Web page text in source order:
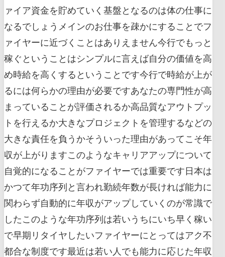
ァイア資金を貯めていく基盤となるのは体の仕事に
なるでしょうメインのお仕事を疎かにすることでフ
ァイヤーに近づくことはありえません今行でもっと
稼ぐということはシンプルに言えば自分の価値を高
め時給を高くするということです今行で時給が上が
るには何らかの理由が必要ですあなたの専門性が高
まっていることが評価されるか高品質なアウトプッ
トを行えるか大きなプロジェクトを管理するなどの
大きな責任を負うかそういった理由があってこそ年
収が上がりますこのようなキャリアアップについて
自覚的になることがファイヤーでは重要です日本は
かつて年功序列と言われ勤続年数が長ければ能力に
関わらず自動的に年収がアップしていくのが常識で
したこのような年功序列は若いうちにいち早く稼い
で早期リタイヤしたいファイヤーにとってはアク不
都合な制度です最近は若い人でも能力に応じた年収